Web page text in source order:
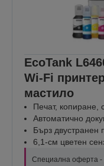
EcoTank
Wi-Fi
мастило
Печат, копиране,
Автоматично
Бърз двустранен
6,1-см цветен
Специална оферта -